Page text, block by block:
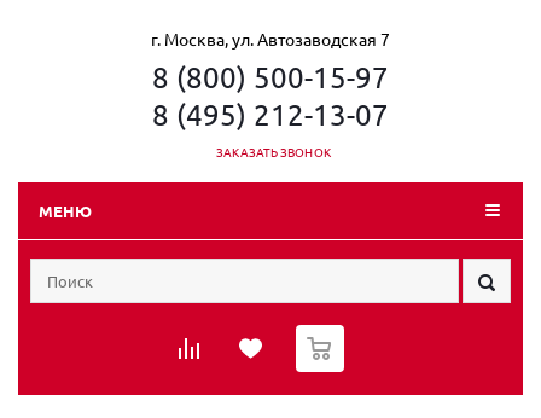
г. Москва, ул. Автозаводская 7
8 (800) 500-15-97
8 (495) 212-13-07
ЗАКАЗАТЬ ЗВОНОК
МЕНЮ
0